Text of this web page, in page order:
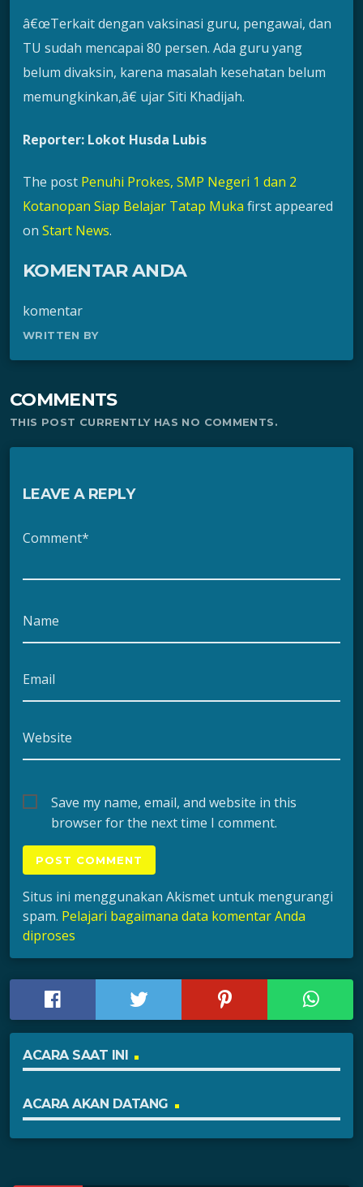
â€œTerkait dengan vaksinasi guru, pengawai, dan
TU sudah mencapai 80 persen. Ada guru yang
belum divaksin, karena masalah kesehatan belum
memungkinkan,â€ ujar Siti Khadijah.
Reporter: Lokot Husda Lubis
The post Penuhi Prokes, SMP Negeri 1 dan 2
Kotanopan Siap Belajar Tatap Muka first appeared
on Start News.
KOMENTAR ANDA
komentar
WRITTEN BY
COMMENTS
THIS POST CURRENTLY HAS NO COMMENTS.
LEAVE A REPLY
Comment*
Name
Email
Website
Save my name, email, and website in this
browser for the next time I comment.
Situs ini menggunakan Akismet untuk mengurangi
spam. Pelajari bagaimana data komentar Anda
diproses
ACARA SAAT INI
ACARA AKAN DATANG